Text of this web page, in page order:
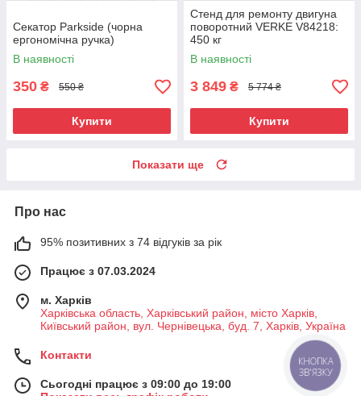
Секатор Parkside (чорна
ергономічна ручка)
В наявності
350 ₴ 550 ₴
Купити
Стенд для ремонту двигуна
поворотний VERKE V84218:
450 кг
В наявності
3 849 ₴ 5 774 ₴
Купити
Показати ще
Про нас
95% позитивних з 74 відгуків за рік
Працює з 07.03.2024
м. Харків
Харківська область, Харківський район, місто Харків,
Київський район, вул. Чернівецька, буд. 7, Харків, Україна
Контакти
Сьогодні працює з 09:00 до 19:00
КНОПКА
ЗВ'ЯЗКУ